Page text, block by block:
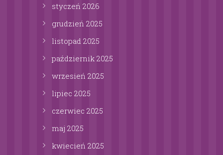
styczeń 2026
grudzień 2025
listopad 2025
październik 2025
wrzesień 2025
lipiec 2025
czerwiec 2025
maj 2025
kwiecień 2025